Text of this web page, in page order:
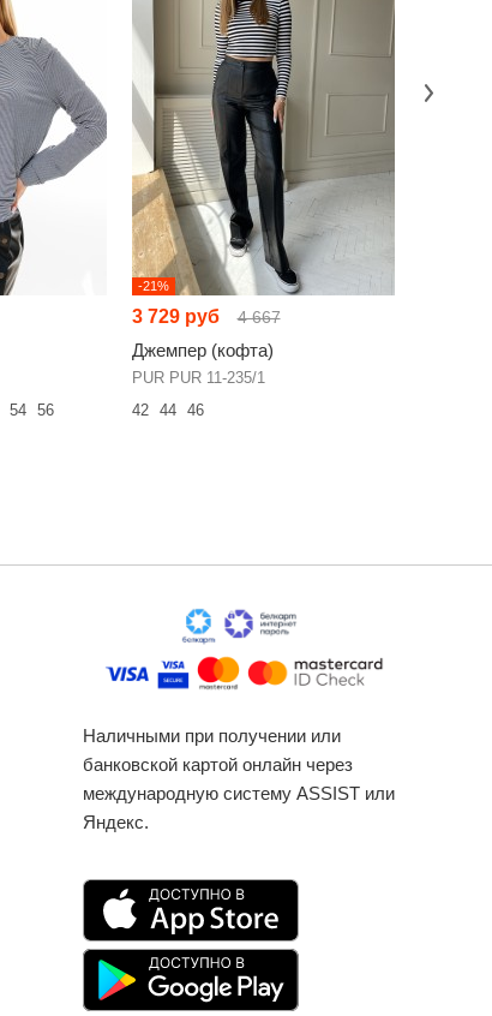
54 56
-21%
3 729 руб 4 667
Джемпер (кофта)
PUR PUR 11-235/1
42
44 46
Наличными при получении или
банковской картой онлайн через
международную систему ASSIST или
Яндекс.